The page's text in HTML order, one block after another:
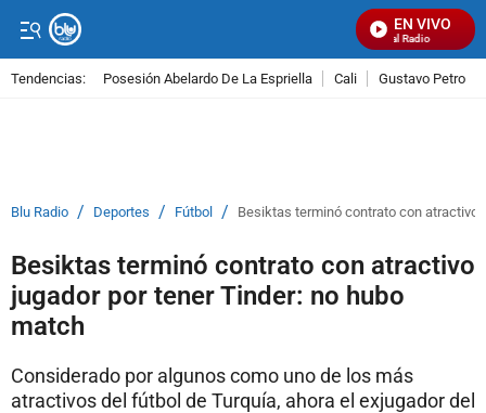
EN VIVO
Señal Visual Radio
Tendencias: Posesión Abelardo De La Espriella Cali Gustavo Petro
Blu Radio / Deportes / Fútbol / Besiktas terminó contrato con atractivo
Besiktas terminó contrato con atractivo
jugador por tener Tinder: no hubo
match
Considerado por algunos como uno de los más
atractivos del fútbol de Turquía, ahora el exjugador del